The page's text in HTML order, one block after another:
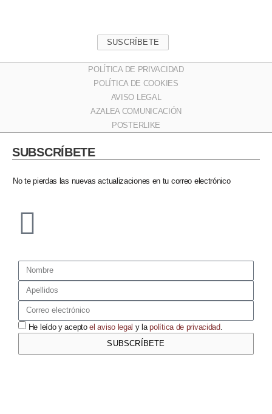
SUSCRÍBETE
POLÍTICA DE PRIVACIDAD
POLÍTICA DE COOKIES
AVISO LEGAL
AZALEA COMUNICACIÓN
POSTERLIKE
SUBSCRÍBETE​
No te pierdas las nuevas actualizaciones en tu correo electrónico​
He leído y aceptoel aviso legal y lapolítica de privacidad
SUBSCRÍBETE